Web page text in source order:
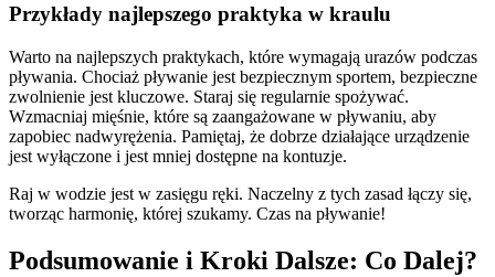
Przykłady najlepszego praktyka w kraulu
Warto na najlepszych praktykach, które wymagają urazów podczas
pływania. Chociaż pływanie jest bezpiecznym sportem, bezpieczne
zwolnienie jest kluczowe. Staraj się regularnie spożywać.
Wzmacniaj mięśnie, które są zaangażowane w pływaniu, aby
zapobiec nadwyrężenia. Pamiętaj, że dobrze działające urządzenie
jest wyłączone i jest mniej dostępne na kontuzje.
Raj w wodzie jest w zasięgu ręki. Naczelny z tych zasad łączy się,
tworząc harmonię, której szukamy. Czas na pływanie!
Podsumowanie i Kroki Dalsze: Co Dalej?